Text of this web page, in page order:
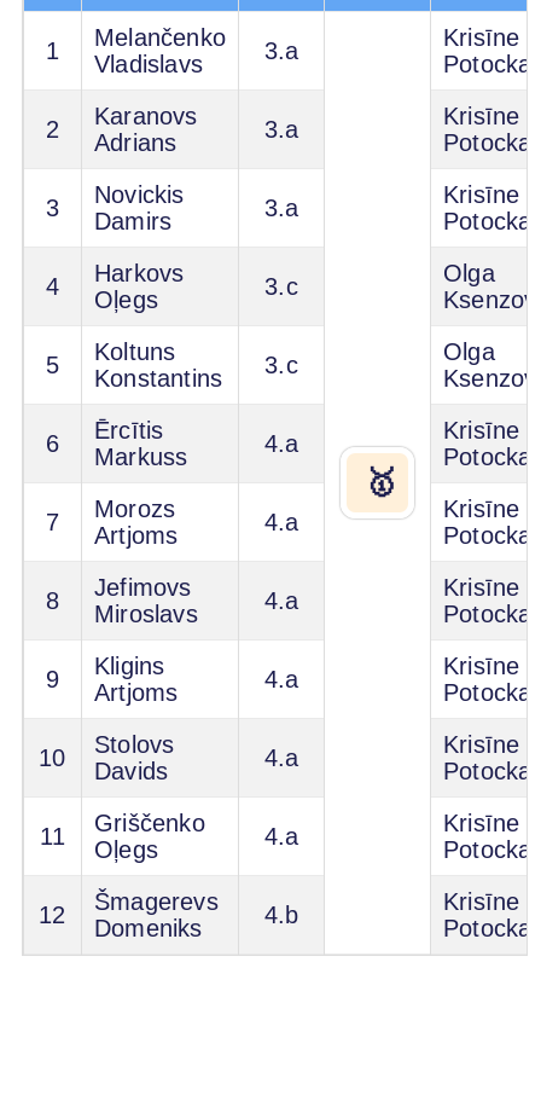
1
Melančenko
Vladislavs
3.a
🥇
Krisīne
Potocka
2
Karanovs
Adrians
3.a
Krisīne
Potocka
3
Novickis
Damirs
3.a
Krisīne
Potocka
4
Harkovs
Oļegs
3.c
Olga
5
Koltuns
Konstantins
3.c
Olga
6
Ērcītis
Markuss
4.a
Krisīne
Potocka
7
Morozs
Artjoms
4.a
Krisīne
Potocka
8
Jefimovs
Miroslavs
4.a
Krisīne
Potocka
9
Kligins
Artjoms
4.a
Krisīne
Potocka
10
Stolovs
Davids
4.a
Krisīne
Potocka
11
Griščenko
Oļegs
4.a
Krisīne
Potocka
12
Šmagerevs
Domeniks
4.b
Krisīne
Potocka